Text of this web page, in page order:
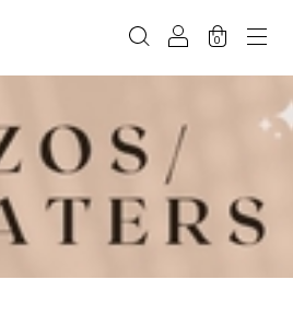
0